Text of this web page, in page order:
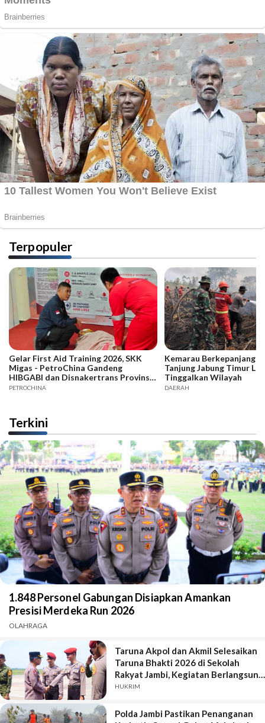
Terpopuler
Gelar First Aid Training 2026, SKK
Migas - PetroChina Gandeng
HIBGABI dan Disnakertrans Provinsi
Jambi
PETROCHINA
Kemarau
Tanjung Jabung Timur
Tinggalkan Wilayah
DAERAH
Terkini
1.848 Personel Gabungan Disiapkan Amankan
Presisi Merdeka Run 2026
OLAHRAGA
Taruna Akpol dan Akmil Selesaikan
Taruna Bhakti 2026 di Sekolah
Rakyat Jambi, Kegiatan Berlangsung
Aman dan Lancar
HUKRIM
Polda Jambi Pastikan Penanganan